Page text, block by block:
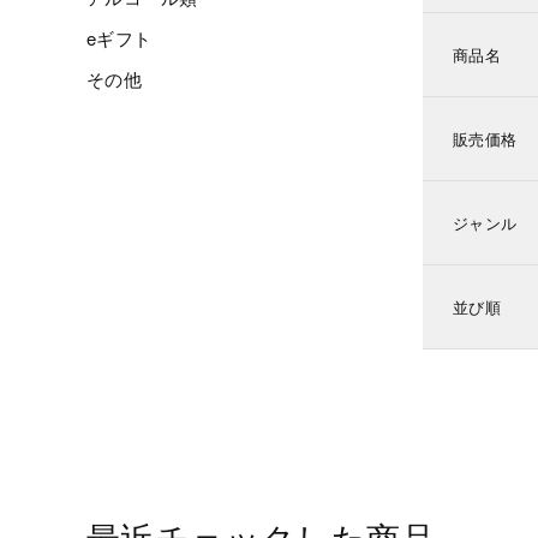
eギフト
その他
商品名
販売価格
ジャンル
並び順